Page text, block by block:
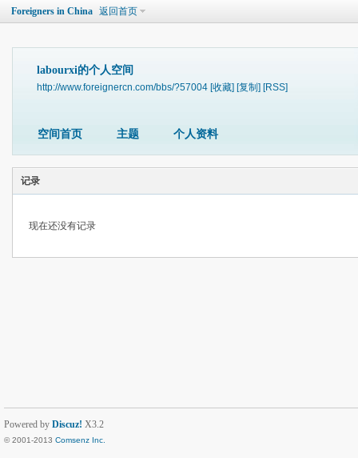
Foreigners in China 返回首页
labourxi的个人空间
http://www.foreignercn.com/bbs/?57004 [收藏] [复制] [RSS]
空间首页 主题 个人资料
记录
现在还没有记录
Powered by Discuz! X3.2
© 2001-2013 Comsenz Inc.